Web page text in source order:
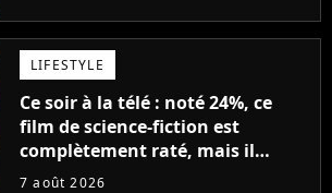
LIFESTYLE
Ce soir à la télé : noté 24%, ce
film de science-fiction est
complètement raté, mais il
aurait pu être encore pire à
7 août 2026